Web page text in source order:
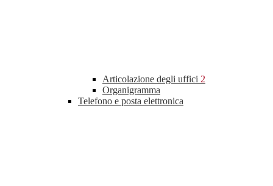
Articolazione degli uffici 2
Organigramma
Telefono e posta elettronica